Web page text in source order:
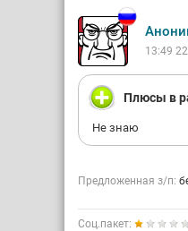
13:49
Плюсы в
Не знаю
Предложенная з/п:
Соц.пакет: